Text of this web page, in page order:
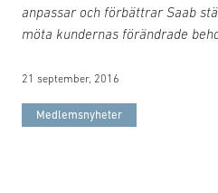
anpassar och förbättrar Saab
möta kundernas förändrade
21 september, 2016
Medlemsnyheter